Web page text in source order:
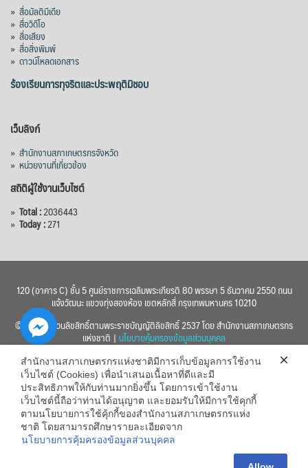
» สื่อมัลติมีเดีย
» สื่อวิดีโอ
» สื่อเสียง
» สื่อสิ่งพิมพ์
» ดาวน์โหลดเอกสาร
ร้องเรียนการทุจริตและประพฤติมิชอบ
เว็บลิงก์
» สำนักงานสภาเกษตรกรจังหวัด
» หน่วยงานที่เกี่ยวข้อง
สถิติผู้ใช้งานเว็บไซต์
» Total :2036443
» Today :271
120 (อาคาร C) ชั้น 5 ศูนย์ราชการเฉลิมพระเกียรติ 80 พรรษา 5 ธันวาคม 2550 ถนน
แจ้งวัฒนะ แขวงทุ่งสองห้อง เขตหลักสี่ กรุงเทพมหานคร 10210
© 2560 สงวนลิขสิทธิ์ตามพระราชบัญญัติลิขสิทธิ์ 2537 โดย สำนักงานสภาเกษตรกร
แห่งชาติ | นโยบายคุ้มครองข้อมูลส่วนบุคคล
สำนักงานสภาเกษตรกรแห่งชาติมีการเก็บข้อมูลการใช้งาน
เว็บไซต์ (Cookies) เพื่อนำเสนอเนื้อหาที่ดีและมี
ประสิทธิภาพให้กับท่านมากยิ่งขึ้น โดยการเข้าใช้งาน
เว็บไซต์นี้ถือว่าท่านได้อนุญาต และยอมรับให้มีการใช้คุกกี้
ตามนโยบายการใช้คุ้กกี้ของสำนักงานสภาเกษตรกรแห่ง
ชาติ โดยสามารถศึกษารายละเอียดจาก
นโยบายการคุ้มครองข้อมูลส่วนบุคคล
Hide
chaty